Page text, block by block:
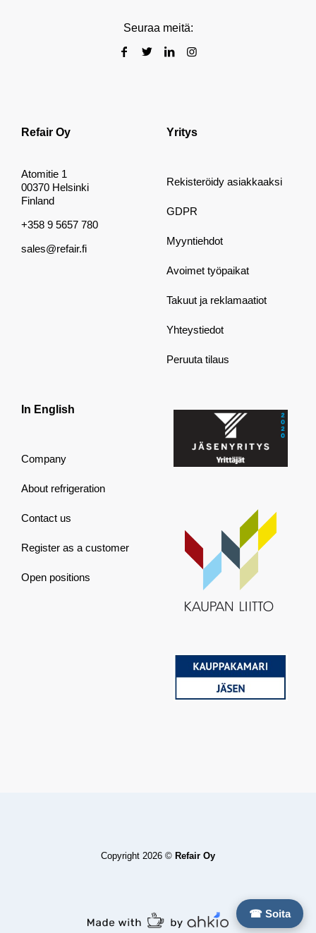
Seuraa meitä:
Refair Oy
Atomitie 1
00370 Helsinki
Finland
+358 9 5657 780
sales@refair.fi
Yritys
Rekisteröidy asiakkaaksi
GDPR
Myyntiehdot
Avoimet työpaikat
Takuut ja reklamaatiot
Yhteystiedot
Peruuta tilaus
In English
Company
About refrigeration
Contact us
Register as a customer
Open positions
☎ Soita
Copyright 2026 © Refair Oy